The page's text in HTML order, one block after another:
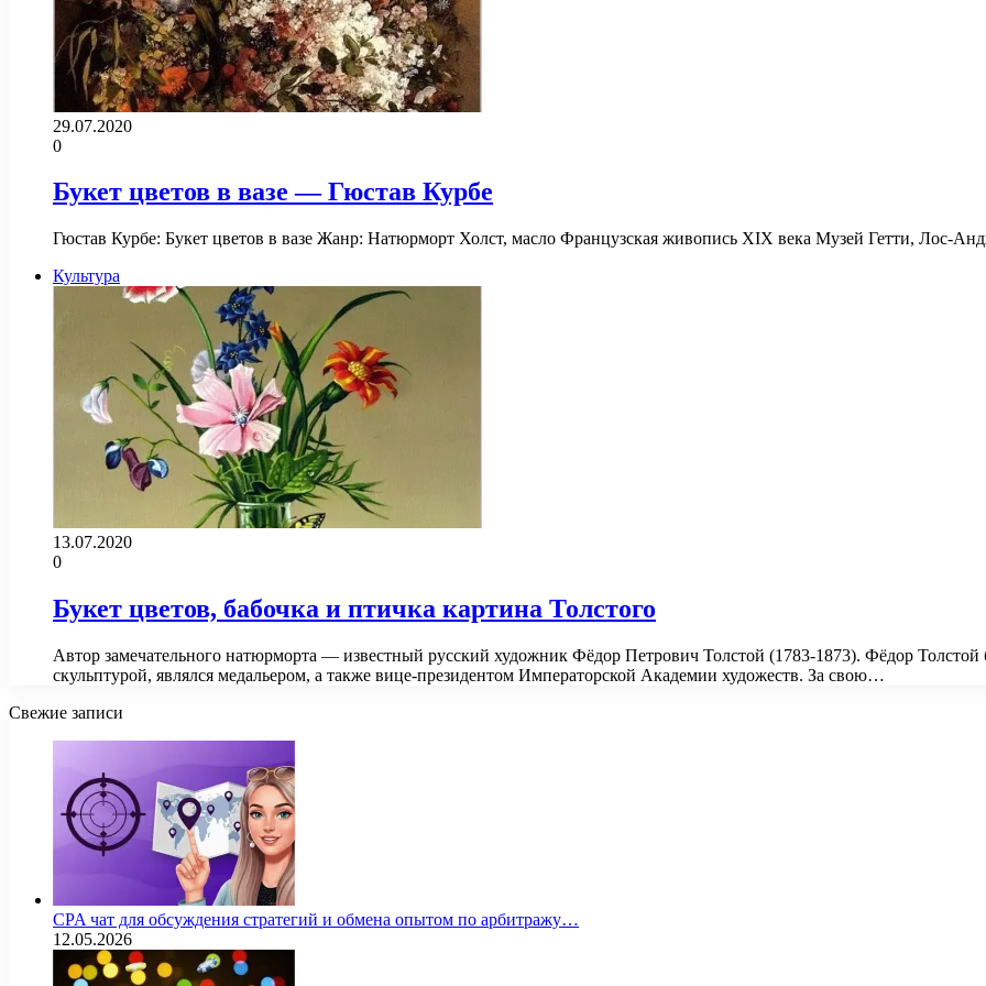
29.07.2020
0
Букет цветов в вазе — Гюстав Курбе
Гюстав Курбе: Букет цветов в вазе Жанр: Натюрморт Холст, масло Французская живопись XIX века Музей Гетти, Лос-
Культура
13.07.2020
0
Букет цветов, бабочка и птичка картина Толстого
Автор замечательного натюрморта — известный русский художник Фёдор Петрович Толстой (1783-1873). Фёдор
скульптурой, являлся медальером, а также вице-президентом Императорской Академии художеств. За свою…
Свежие записи
CPA чат для обсуждения стратегий и обмена опытом по арбитражу…
12.05.2026